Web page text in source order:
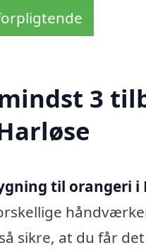
3
til orangeri i
sikre, at du får